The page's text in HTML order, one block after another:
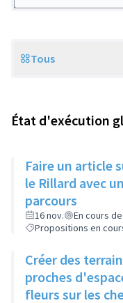
Scope
Tous
État d'exécution
Faire un article
le Rillard avec
parcours
16 nov.
En cours
Propositions en
Créer des
proches
fleurs sur les